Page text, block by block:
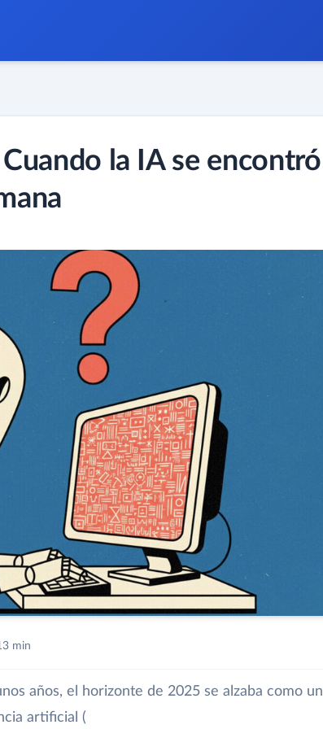
la IA se encontró
min
años, el horizonte de 2025 se alzaba como un
artificial (